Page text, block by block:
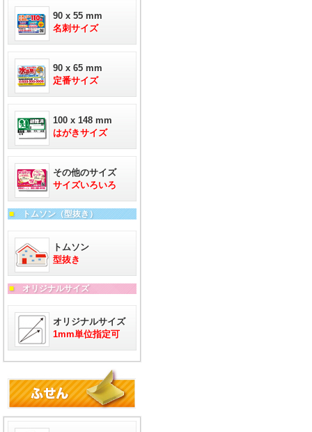
90 x 55 mm
名刺サイズ
90 x 65 mm
定番サイズ
100 x 148 mm
はがきサイズ
その他のサイズ
サイズいろいろ
■トムソン（型抜き）
トムソン
型抜き
■オリジナルサイズ
オリジナルサイズ
1mm単位指定可